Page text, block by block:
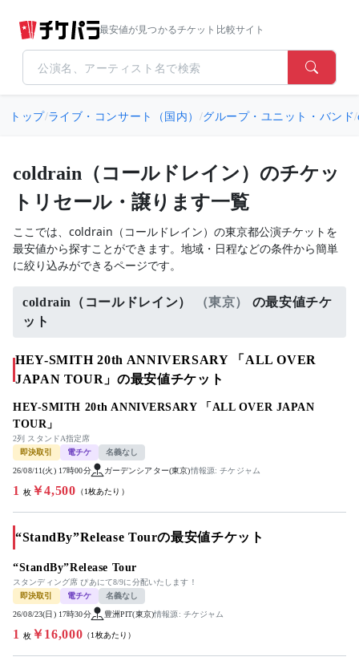
最安値が見つかるチケット比較サイト
トップ/ライブ・コンサート（国内） /グループ・ユニット・バンド/
coldrain（コールドレイン）のチケッ
トリセール・譲ります一覧
ここでは、coldrain（コールドレイン）の東京都公演チケットを
最安値から探すことができます。地域・日程などの条件から簡単
に絞り込みができるページです。
coldrain（コールドレイン） （東京）
の最安値チケ
ット
HEY-SMITH 20th ANNIVERSARY 「ALL OVER
JAPAN TOUR」の最安値チケット
HEY-SMITH 20th ANNIVERSARY 「ALL OVER JAPAN
TOUR」
2列 スタンドA指定席
即決取引
電チケ 名義なし
26/08/11(火) 17時00分 ガーデンシアター(東京)情報源: チケジャム
1 枚￥4,500 （1枚あたり）
“StandBy”Release Tourの最安値チケット
“StandBy”Release Tour
スタンディング席 ぴあにて8/9に分配いたします！
即決取引
電チケ 名義なし
26/08/23(日) 17時30分 豊洲PIT(東京)情報源: チケジャム
1 枚￥16,000 （1枚あたり）